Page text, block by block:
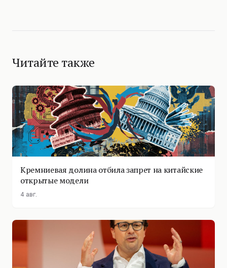
Читайте также
Кремниевая долина отбила запрет на китайские
открытые модели
4 авг.